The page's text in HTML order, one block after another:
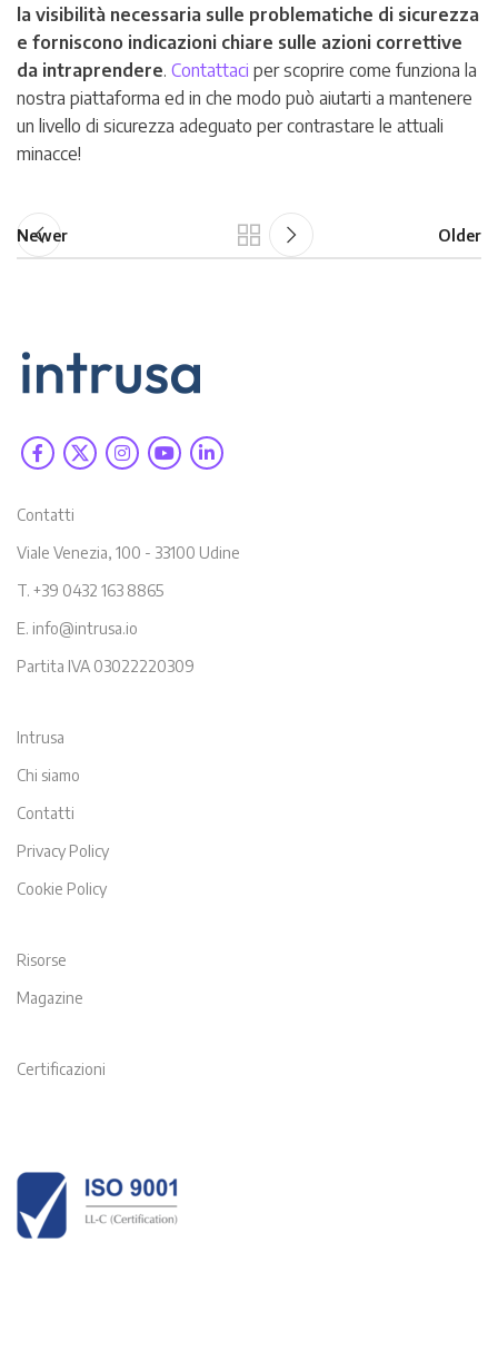
la visibilità necessaria sulle problematiche di sicurezza
e forniscono indicazioni chiare sulle azioni correttive
da intraprendere. Contattaci per scoprire come funziona la
nostra piattaforma ed in che modo può aiutarti a mantenere
un livello di sicurezza adeguato per contrastare le attuali
minacce!
Newer Older
Contatti
Viale Venezia, 100 - 33100 Udine
T. +39 0432 163 8865
E. info@intrusa.io
Partita IVA 03022220309
Intrusa
Chi siamo
Contatti
Privacy Policy
Cookie Policy
Risorse
Magazine
Certificazioni